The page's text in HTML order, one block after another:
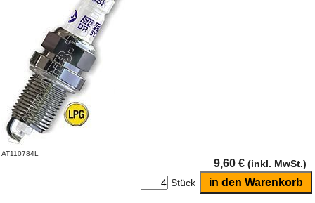
AT110784L
9,60 € (inkl. MwSt.)
Stück